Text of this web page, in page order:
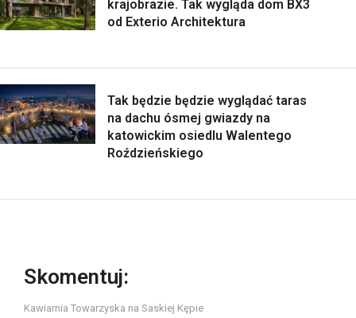
krajobrazie. Tak wygląda dom BX3
od Exterio Architektura
Tak będzie będzie wyglądać taras
na dachu ósmej gwiazdy na
katowickim osiedlu Walentego
Roździeńskiego
Skomentuj:
Kawiarnia Towarzyska na Saskiej Kępie